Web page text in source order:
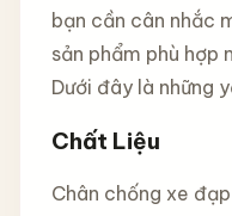
bạn cần cân nhắc
sản phẩm phù hợp
Dưới đây là những
Chất Liệu
Chân chống xe